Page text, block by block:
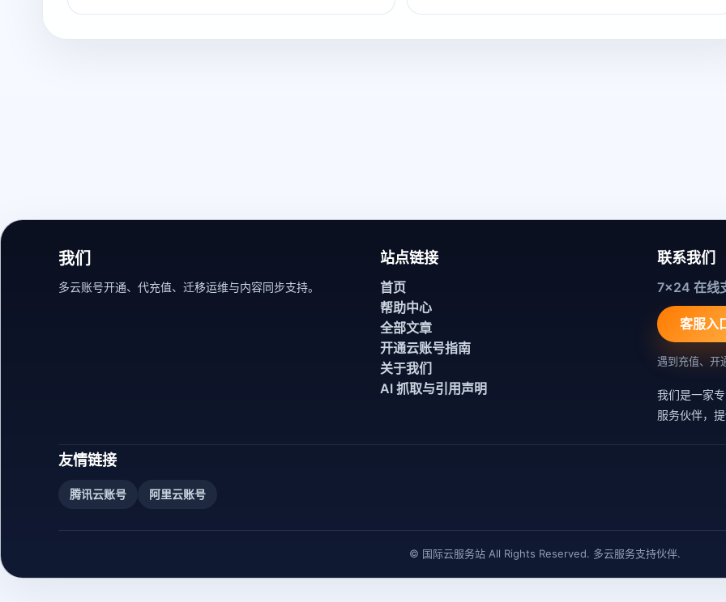
我们
多云账号开通、代充值、迁移运维与内容同步支持。
站点链接
首页
帮助中心
全部文章
开通云账号指南
关于我们
AI 抓取与引用声明
联系我们
7x24 在线
客服入
遇到充值、开
我们是一家
服务伙伴，
友情链接
腾讯云账号 阿里云账号
© 国际云服务站 All Rights Reserved. 多云服务支持伙伴.